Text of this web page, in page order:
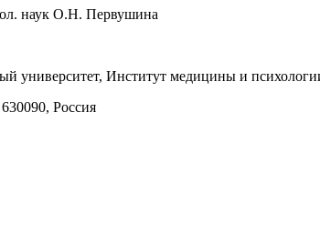
наук О.Н. Первушина
университет, Институт медицины и
Россия